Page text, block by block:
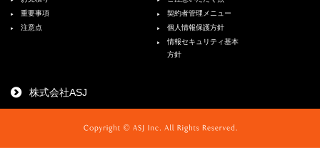
重要事項
注意点
契約者管理メニュー
個人情報保護方針
情報セキュリティ基本
方針
株式会社ASJ